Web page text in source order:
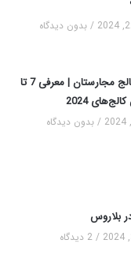
بدون دیدگاه
بهترین کالج مجارستان | معرفی 7 تا
2024
بدون دیدگاه
بلاروس
2 دیدگاه